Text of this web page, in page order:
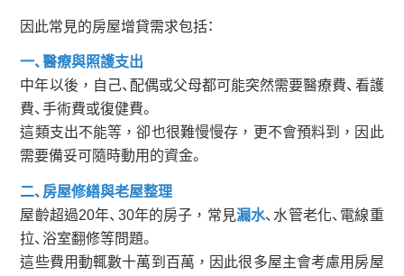
因此常見的房屋增貸需求包括：
一、醫療與照護支出
中年以後，自己、配偶或父母都可能突然需要醫療費、看護
費、手術費或復健費。
這類支出不能等，卻也很難慢慢存，更不會預料到，因此
需要備妥可隨時動用的資金。
二、房屋修繕與老屋整理
屋齡超過20年、30年的房子，常見漏水、水管老化、電線重
拉、浴室翻修等問題。
這些費用動輒數十萬到百萬，因此很多屋主會考慮用房屋